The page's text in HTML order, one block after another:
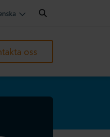
Search:
oss